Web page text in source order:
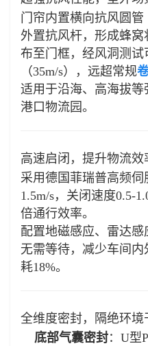
门帘内置横向抗风圆管
外置抗风杆，形成蜂
布至门框，经风洞测试
（35m/s），远超常规
适用于沿海、高海拔等
港口物流园。
高速启闭，提升物流效
采用德国菲瑞普高频
1.5m/s，关闭速度0.5-
倍通行效率。
配置地磁感应、雷达
无需等待，减少车间
耗18%。
全维度密封，隔绝环境
底部气囊密封：U型